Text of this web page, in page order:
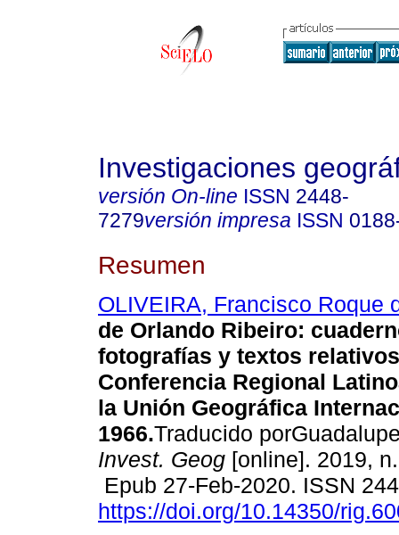
Investigaciones
versión On-line ISSN 2448-
7279versión impresa ISSN
Resumen
OLIVEIRA, Francisco Roque
de Orlando Ribeiro:
fotografías y textos
Conferencia Regional
la Unión Geográfica
1966.Traducido
Invest. Geog [online]. 2019,
Epub 27-Feb-2020. ISSN
https://doi.org/10.14350/